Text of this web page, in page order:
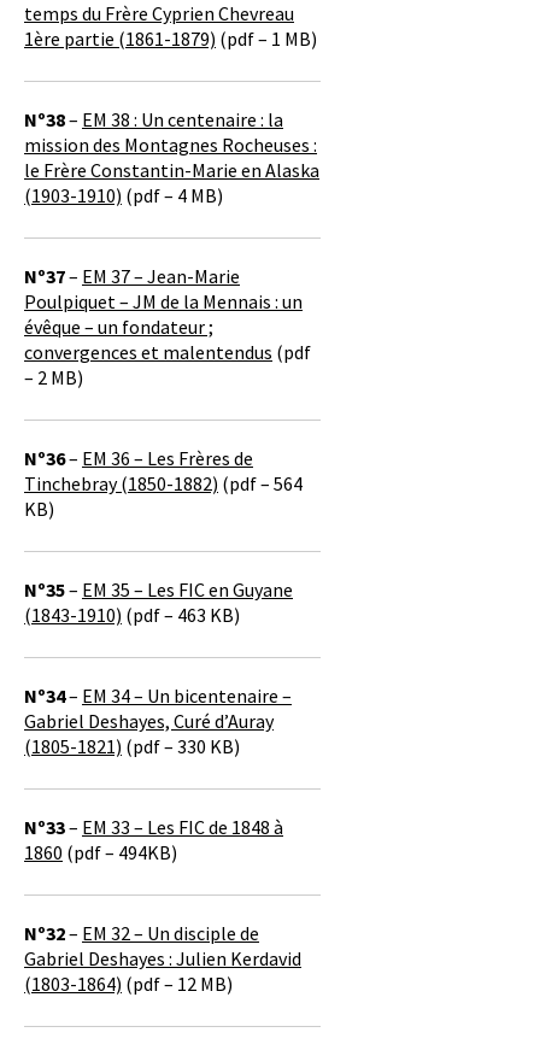
temps du Frère Cyprien Chevreau
1ère partie (1861-1879) (pdf – 1 MB)
Nº38– EM 38 : Un centenaire : la
mission des Montagnes Rocheuses :
le Frère Constantin-Marie en Alaska
(1903-1910) (pdf – 4 MB)
Nº37– EM 37 – Jean-Marie
Poulpiquet – JM de la Mennais : un
évêque – un fondateur ;
convergences et malentendus (pdf
– 2 MB)
Nº36– EM 36 – Les Frères de
Tinchebray (1850-1882) (pdf – 564
KB)
Nº35– EM 35 – Les FIC en Guyane
(1843-1910) (pdf – 463 KB)
Nº34– EM 34 – Un bicentenaire –
Gabriel Deshayes, Curé d’Auray
(1805-1821) (pdf – 330 KB)
Nº33– EM 33 – Les FIC de 1848 à
1860 (pdf – 494KB)
Nº32– EM 32 – Un disciple de
Gabriel Deshayes : Julien Kerdavid
(1803-1864) (pdf – 12 MB)